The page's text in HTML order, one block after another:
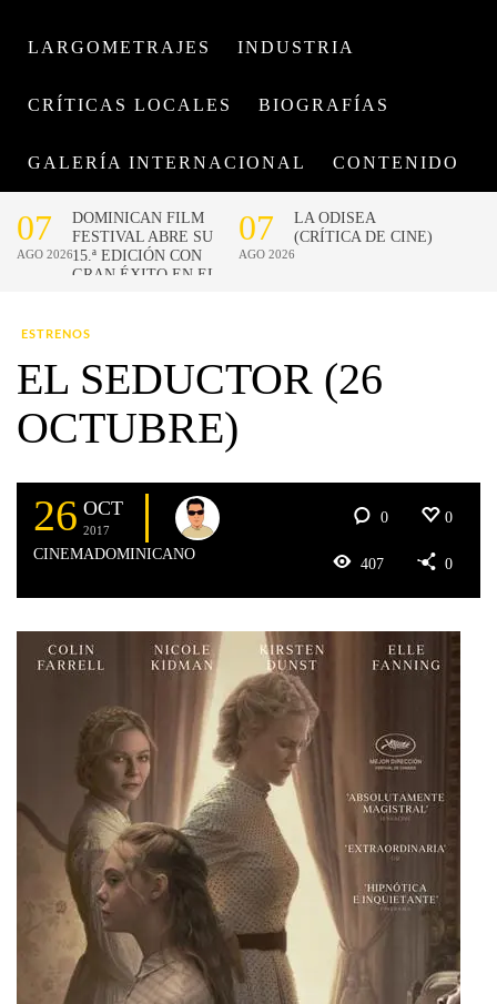
LARGOMETRAJES INDUSTRIA
CRÍTICAS LOCALES BIOGRAFÍAS
GALERÍA INTERNACIONAL CONTENIDO
ESTRENOS
EL SEDUCTOR (26
OCTUBRE)
26 OCT
2017
CINEMADOMINICANO
0 0
407 0